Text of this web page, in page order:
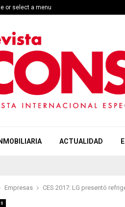
or select a menu
INMOBILIARIA ACTUALIDAD
Empresas CES 2017: LG presentó